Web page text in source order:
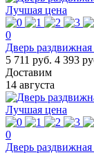
Лучшая цена
0
Дверь
5 711 руб. 4 393
Доставим
14 августа
Лучшая цена
0
Дверь